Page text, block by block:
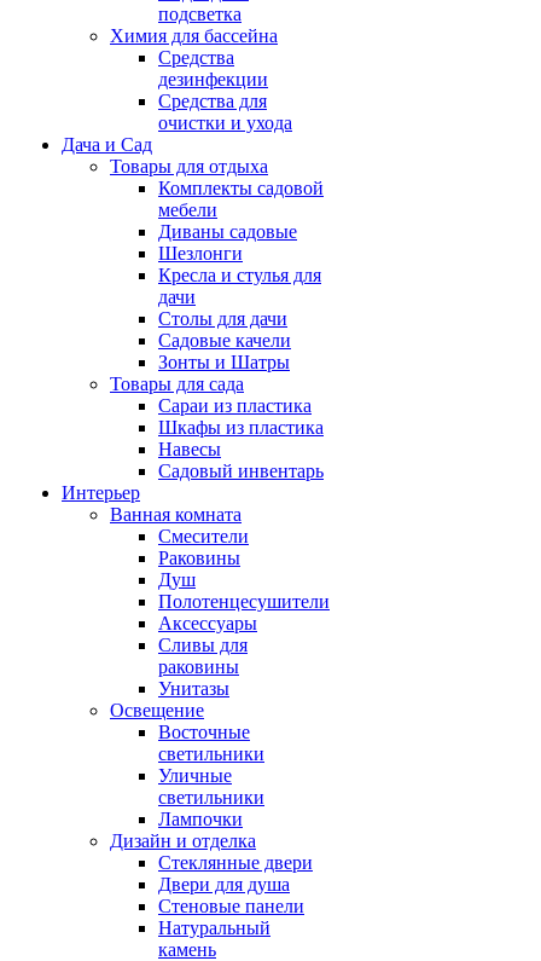
подсветка
Химия для бассейна
Средства
дезинфекции
Средства для
очистки и ухода
Дача и Сад
Товары для отдыха
Комплекты садовой
мебели
Диваны садовые
Шезлонги
Кресла и стулья для
дачи
Столы для дачи
Садовые качели
Зонты и Шатры
Товары для сада
Сараи из пластика
Шкафы из пластика
Навесы
Садовый инвентарь
Интерьер
Ванная комната
Смесители
Раковины
Душ
Полотенцесушители
Аксессуары
Сливы для
раковины
Унитазы
Освещение
Восточные
светильники
Уличные
светильники
Лампочки
Дизайн и отделка
Стеклянные двери
Двери для душа
Стеновые панели
Натуральный
камень